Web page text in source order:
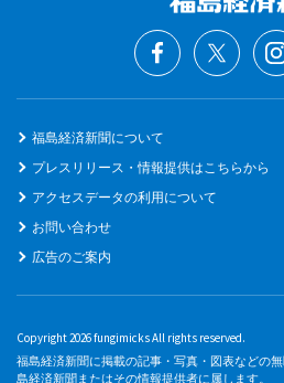
福島経済新聞について
プレスリリース・情報提供はこちらから
アクセスデータの利用について
お問い合わせ
広告のご案内
Copyright 2026 fungimicks All rights reserved.
福島経済新聞に掲載の記事・写真・図表などの
島経済新聞またはその情報提供者に属します。